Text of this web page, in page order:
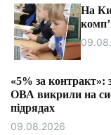
На
«5% за контракт»:
ОВА викрили на
підрядах
09.08.2026